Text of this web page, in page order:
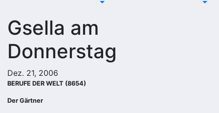
Gsella am
Donnerstag
Dez. 21, 2006
BERUFE DER WELT (8654)
Der Gärtner